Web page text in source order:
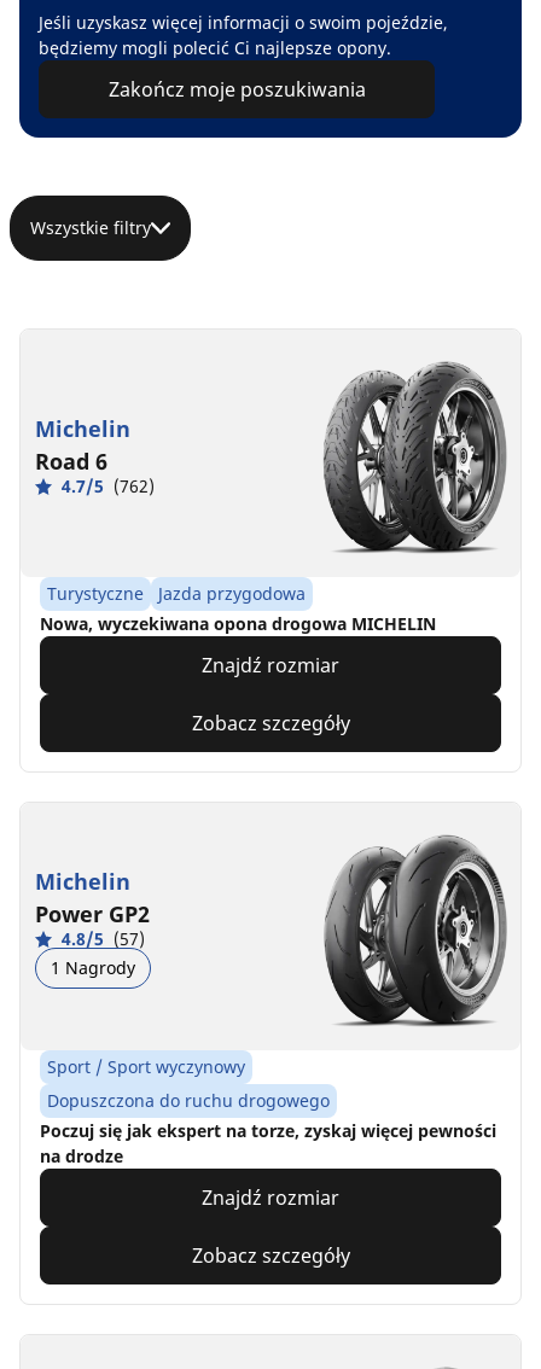
Jeśli uzyskasz więcej informacji o swoim pojeździe,
będziemy mogli polecić Ci najlepsze opony.
Zakończ moje poszukiwania
Wszystkie filtry
Michelin
Road 6
4.7/5 (762)
Turystyczne
Jazda przygodowa
Nowa, wyczekiwana opona drogowa MICHELIN
Znajdź rozmiar
Zobacz szczegóły
Michelin
Power GP2
4.8/5 (57)
1 Nagrody
Sport / Sport wyczynowy
Dopuszczona do ruchu drogowego
Poczuj się jak ekspert na torze, zyskaj więcej pewności
na drodze
Znajdź rozmiar
Zobacz szczegóły